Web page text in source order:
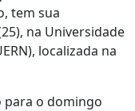
tem sua
na Universidade
localizada na
para o domingo